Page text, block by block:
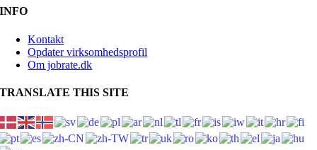
INFO
Kontakt
Opdater virksomhedsprofil
Om jobrate.dk
TRANSLATE THIS SITE